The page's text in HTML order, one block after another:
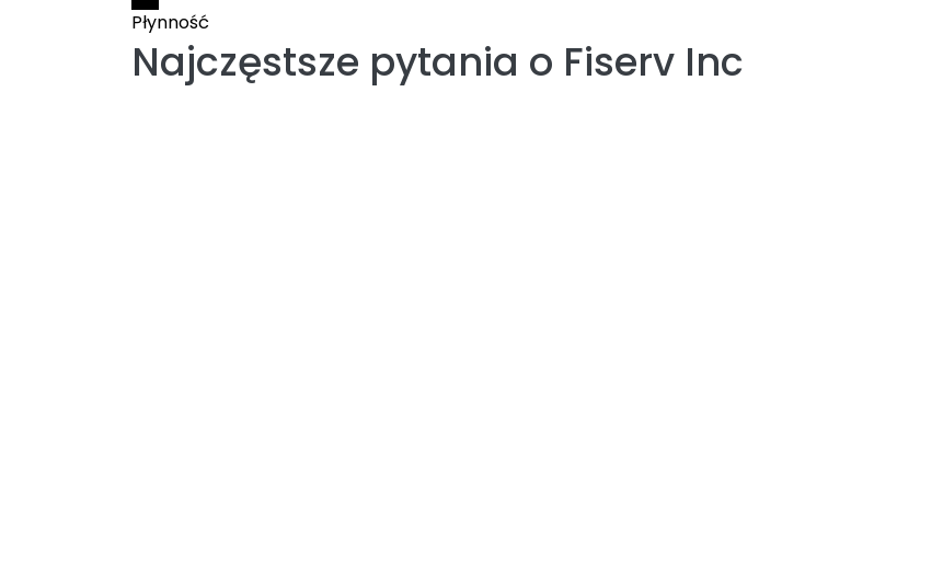
Płynność
Najczęstsze pytania o Fiserv Inc